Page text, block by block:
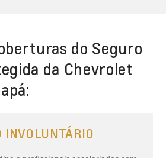
do Seguro
da Chevrolet
INVOLUNTÁRIO